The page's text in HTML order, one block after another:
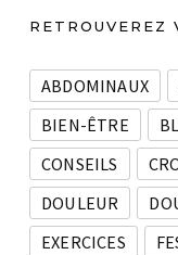
RETROUVEREZ
ABDOMINAUX
BIEN-ÊTRE
CONSEILS
DOULEUR
EXERCICES